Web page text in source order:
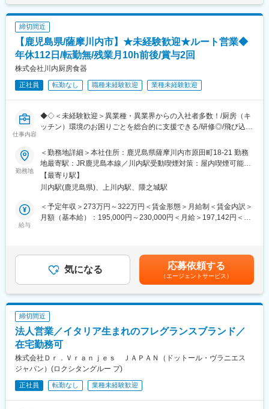
・世界的な産業機械メーカー「CNHインダストリアル社」の取扱
いブランドの日本総代理店
・トラクターをはじめとする、高性能農業機械を海外から直接輸
入し、全国49の営業拠点で販売、そしてアフターサービスまでを
担っています。
※案件に応じて、省エネ設備や電力効率化関連の設備にも携わりま
す
■働き方：
・1現場1担当制（掛け持ちほぼなし）
・エリア：鹿児島中心（基本日帰り）
■扱う設備：
太陽光発電設備を主軸に、公共・民間の各種電気設備や空調設
設備工事をまとめて依頼いただくことも多く、幅広い施工管理ス
キルを身につけられます。
■組織構成：
ます。
・売上100億円超／右肩成長
・電気・空調・管工事までワンストップ対応
“設備商社×施工会社”の安定モデルです。
▼幅広いスキルが身につく…
電気だけでなく空調/配管/エネルギー設備まで経験可能。
▼高待遇…
年収502万～/賞与約7.5ヶ月分（実績）とかなり高い水準です。
▼ 将来性…
・省エネ・電力効率化ニーズ拡大
て上下する可能性があります。月給(月額)は固定手当を含めた表記
です。
締切間近
【鹿児島県/薩摩川内市】★未経験歓迎★ルート営業◆
年休112日/転勤無/残業月10h前後/賞与2回
株式会社川内厨房食器
正社員 転勤なし 職種未経験歓迎 業種未経験歓迎
仕事内容
◆◇＜未経験歓迎＞異業種・異業界からの入社者多数！/厨房（キ
ッチン）環境のお困りごとを総合的に支援できる/研修◎/飛び込み
■職務内容：
福祉施設やホテル、給食センターなど主に大規模な厨房（キッチ
ン）設備を保有している施設に向け、厨房機器やそのメンテナン
ス・改修、調理器具などまで幅広く提案～納品を担当します。
<詳細>
・エリア：主に本社のある薩摩川内市や霧島市、鹿児島市などが
1日当たり20件前後ご訪問する形ですが、納品と合わせてその他
のニーズを確認していく形です。
新規営業はお客様のつながりで開拓をしたり、改修工事が行われ
・商品の強み：厨房機器メーカーやその他商社も競合各社様存在
しますが、厨房環境のお困りごとにおいて、総合的に支援ができ
る会社は数少ないです。
当社はオープンや冷蔵庫などの機器の導入だけでなくオーダーメ
イドで製造するキッチンやその前段階の設計図の段階から提案で
きるので、その点評価頂きお客様の獲得ができています。
■組織構成：
勤務地
＜勤務地詳細＞本社住所：鹿児島県薩摩川内市原田町18-21 勤務
地最寄駅：JR鹿児島本線／川内駅受動喫煙対策：屋内喫煙可能場
所あり変更の範囲：会社の定める事業所
【最寄り駅】
川内駅(鹿児島県)、上川内駅、隈之城駅
給与
＜予定年収＞273万円～322万円＜賃金形態＞月給制＜賃金内訳＞
月額（基本給）：195,000円～230,000円＜月給＞197,142円＜昇
気になる 応募依頼する
（エージェントサービス）
締切間近
法人営業／イタリア生まれのフレグランスブランド／
在宅勤務可
株式会社Ｄｒ．Ｖｒａｎｊｅｓ ＪＡＰＡＮ（ドットール・ヴラニエス
ジャパン）(ロクシタングルー プ)
正社員 転勤なし 業種未経験歓迎